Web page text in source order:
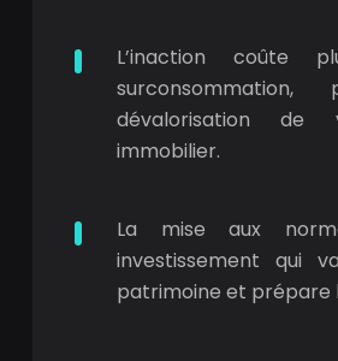
L’inaction coûte
dévalorisation de
immobilier.
La mise aux
investissement qui
patrimoine et prépare